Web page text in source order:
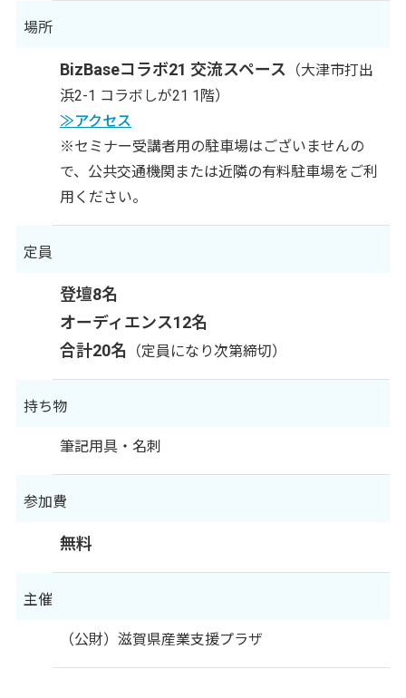
場所
BizBaseコラボ21 交流スペース （大津市打出
浜2-1 コラボしが21 1階）
≫アクセス
※セミナー受講者用の駐車場はございませんの
で、公共交通機関または近隣の有料駐車場をご利
用ください。
定員
登壇8名
オーディエンス12名
合計20名
（定員になり次第締切）
持ち物
筆記用具・名刺
参加費
無料
主催
（公財）滋賀県産業支援プラザ